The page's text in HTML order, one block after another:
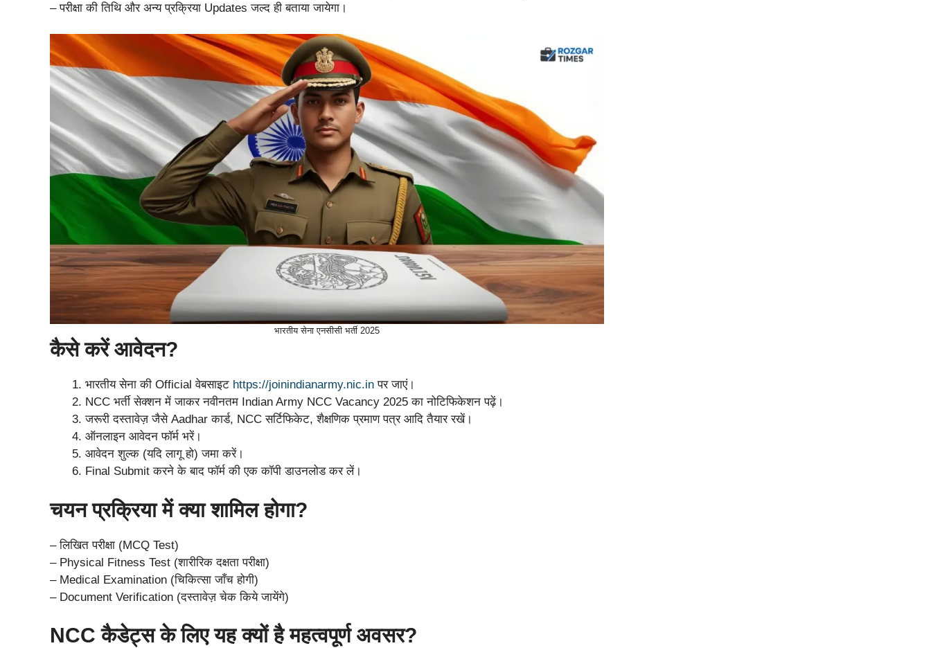
– परीक्षा की तिथि और अन्य प्रक्रिया Updates जल्द ही बताया जायेगा।
भारतीय सेना एनसीसी भर्ती 2025
कैसे करें आवेदन?
भारतीय सेना की Official वेबसाइट https://joinindianarmy.nic.in पर जाएं।
NCC भर्ती सेक्शन में जाकर नवीनतम Indian Army NCC Vacancy 2025 का नोटिफिकेशन पढ़ें।
जरूरी दस्तावेज़ जैसे Aadhar कार्ड, NCC सर्टिफिकेट, शैक्षणिक प्रमाण पत्र आदि तैयार रखें।
ऑनलाइन आवेदन फॉर्म भरें।
आवेदन शुल्क (यदि लागू हो) जमा करें।
Final Submit करने के बाद फॉर्म की एक कॉपी डाउनलोड कर लें।
चयन प्रक्रिया में क्या शामिल होगा?
– लिखित परीक्षा (MCQ Test)
– Physical Fitness Test (शारीरिक दक्षता परीक्षा)
– Medical Examination (चिकित्सा जाँच होगी)
– Document Verification (दस्तावेज़ चेक किये जायेंगे)
NCC कैडेट्स के लिए यह क्यों है महत्वपूर्ण अवसर?